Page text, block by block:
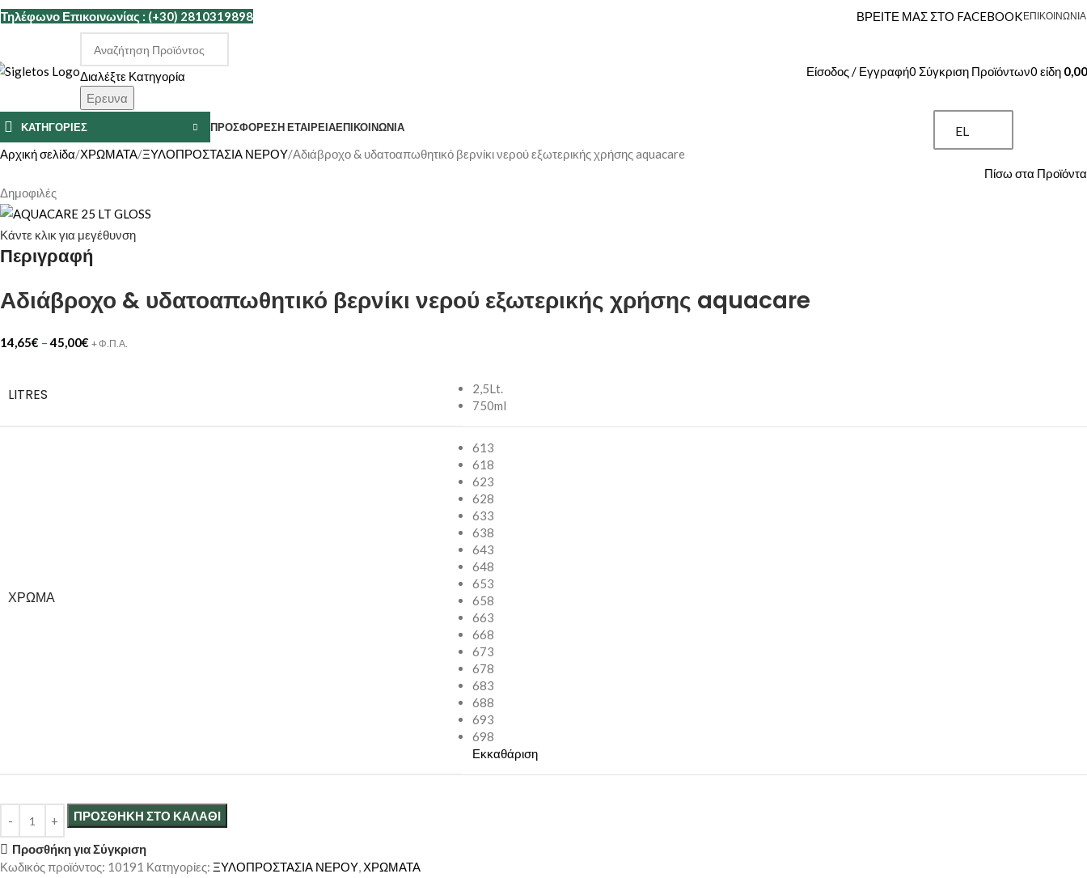
Τηλέφωνο Επικοινωνίας : (+30) 2810319898 ΒΡΕΙΤΕ ΜΑΣ ΣΤΟ FACEBOOKΕΠΙΚΟΙΝΩΝΊΑ
Διαλέξτε Κατηγορία
Ερευνα
Είσοδος / Εγγραφή0 Σύγκριση Προϊόντων0 είδη 0,00
ΚΑΤΗΓΟΡΙΕΣ ΠΡΟΣΦΟΡΕΣΗ ΕΤΑΙΡΕΊΑΕΠΙΚΟΙΝΩΝΊΑ EL
Αρχική σελίδα ΧΡΩΜΑΤΑ ΞΥΛΟΠΡΟΣΤΑΣΙΑ ΝΕΡΟΥ Αδιάβροχο & υδατοαπωθητικό βερνίκι νερού εξωτερικής χρήσης aquacare
Πίσω στα Προϊόντα
Δημοφιλές
Κάντε κλικ για μεγέθυνση
Περιγραφή
Αδιάβροχο & υδατοαπωθητικό βερνίκι νερού εξωτερικής χρήσης aquacare
14,65€ – 45,00€ + Φ.Π.Α.
LITRES
2,5Lt.
750ml
ΧΡΏΜΑ
613
618
623
628
633
638
643
648
653
658
663
668
673
678
683
688
693
698
Εκκαθάριση
ΠΡΟΣΘΉΚΗ ΣΤΟ ΚΑΛΆΘΙ
Προσθήκη για Σύγκριση
Κωδικός προϊόντος: 10191 Κατηγορίες: ΞΥΛΟΠΡΟΣΤΑΣΙΑ ΝΕΡΟΥ,ΧΡΩΜΑΤΑ